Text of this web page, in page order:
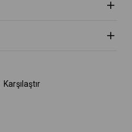
Karşılaştır